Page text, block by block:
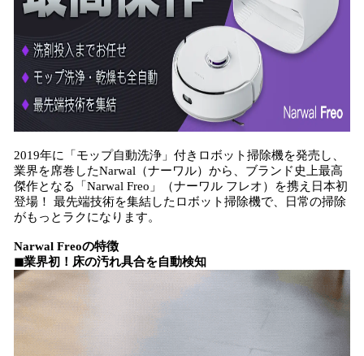
2019年に「モップ自動洗浄」付きロボット掃除機を発売し、
業界を席巻したNarwal（ナーワル）から、ブランド史上最高
傑作となる「Narwal Freo」​​（ナーワル フレオ）を携え日本初
登場！ 最先端技術を集結したロボット掃除機で、日常の掃除
がもっとラクになります。
Narwal Freoの特徴
◼業界初！床の汚れ具合を自動検知